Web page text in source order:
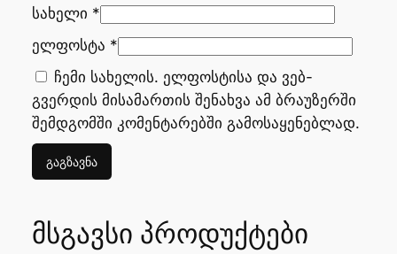
სახელი *
ელფოსტა *
ჩემი სახელის. ელფოსტისა და ვებ-
გვერდის მისამართის შენახვა ამ ბრაუზერში
შემდგომში კომენტარებში გამოსაყენებლად.
მსგავსი პროდუქტები